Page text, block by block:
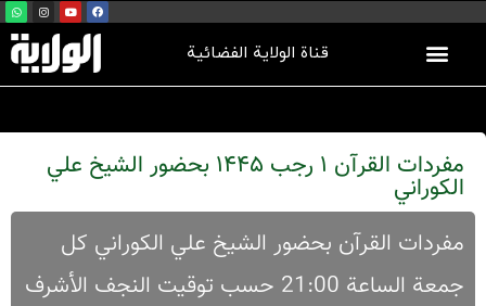
قناة الولاية الفضائية
مفردات القرآن 1 رجب 1445 بحضور الشيخ علي
الكوراني
مفردات القرآن بحضور الشيخ علي الكوراني كل
جمعة الساعة 21:00 حسب توقيت النجف الأشرف